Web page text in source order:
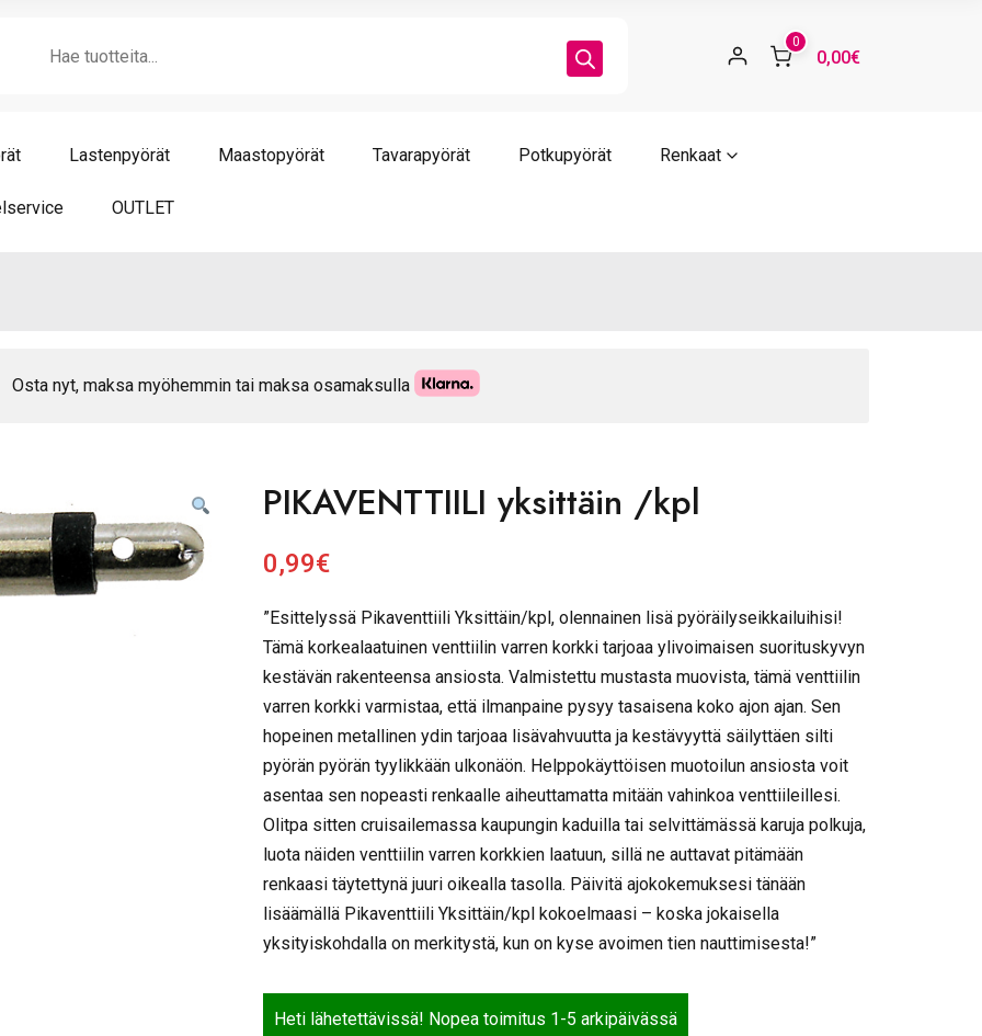
0
0,00€
Lastenpyörät Maastopyörät Tavarapyörät Potkupyörät Renkaat
OUTLET
Osta nyt, maksa myöhemmin tai maksa osamaksulla
PIKAVENTTIILI yksittäin /kpl
0,99€
”Esittelyssä Pikaventtiili Yksittäin/kpl, olennainen lisä pyöräilyseikkailuihisi!
Tämä korkealaatuinen venttiilin varren korkki tarjoaa ylivoimaisen suorituskyvyn
kestävän rakenteensa ansiosta. Valmistettu mustasta muovista, tämä venttiilin
varren korkki varmistaa, että ilmanpaine pysyy tasaisena koko ajon ajan. Sen
hopeinen metallinen ydin tarjoaa lisävahvuutta ja kestävyyttä säilyttäen silti
pyörän pyörän tyylikkään ulkonäön. Helppokäyttöisen muotoilun ansiosta voit
asentaa sen nopeasti renkaalle aiheuttamatta mitään vahinkoa venttiileillesi.
Olitpa sitten cruisailemassa kaupungin kaduilla tai selvittämässä karuja polkuja,
luota näiden venttiilin varren korkkien laatuun, sillä ne auttavat pitämään
renkaasi täytettynä juuri oikealla tasolla. Päivitä ajokokemuksesi tänään
lisäämällä Pikaventtiili Yksittäin/kpl kokoelmaasi – koska jokaisella
yksityiskohdalla on merkitystä, kun on kyse avoimen tien nauttimisesta!”
Heti lähetettävissä! Nopea toimitus 1-5 arkipäivässä